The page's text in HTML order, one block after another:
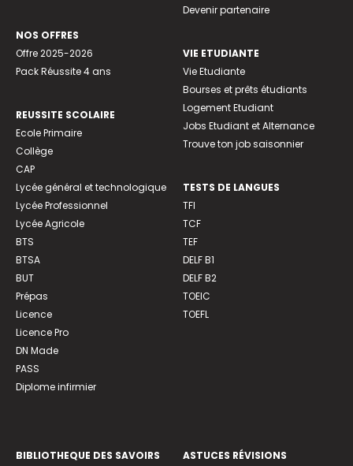
NOS OFFRES
Offre 2025-2026
Pack Réussite 4 ans
REUSSITE SCOLAIRE
Ecole Primaire
Collège
CAP
Lycée général et technologique
Lycée Professionnel
Lycée Agricole
BTS
BTSA
BUT
Prépas
Licence
Licence Pro
DN Made
PASS
Diplome infirmier
Devenir partenaire
VIE ETUDIANTE
Vie Etudiante
Bourses et prêts étudiants
Logement Etudiant
Jobs Etudiant et Alternance
Trouve ton job saisonnier
TESTS DE LANGUES
TFI
TCF
TEF
DELF B1
DELF B2
TOEIC
TOEFL
BIBLIOTHEQUE DES SAVOIRS
ASTUCES RÉVISIONS